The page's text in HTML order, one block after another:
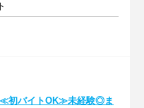
≪初バイトOK≫未経験◎ま